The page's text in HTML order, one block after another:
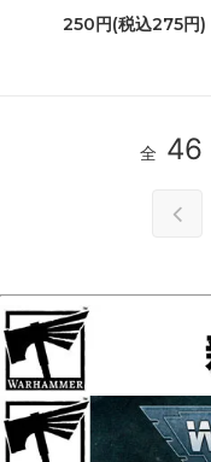
250円(税込275円)
全 46